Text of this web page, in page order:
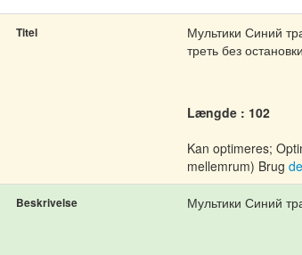
Titel
Мультики Синий
треть без остановки
Længde : 102
Kan optimeres;
mellemrum) Brug
Beskrivelse Мультики Синий